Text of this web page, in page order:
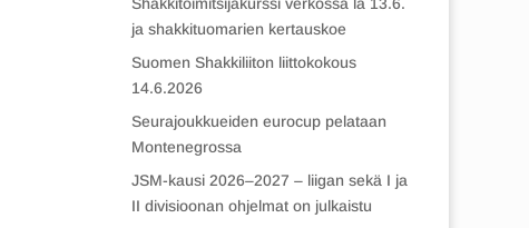
ja shakkituomarien kertauskoe
Suomen Shakkiliiton liittokokous
14.6.2026
Seurajoukkueiden eurocup pelataan
Montenegrossa
JSM-kausi 2026–2027 – liigan sekä I ja
II divisioonan ohjelmat on julkaistu